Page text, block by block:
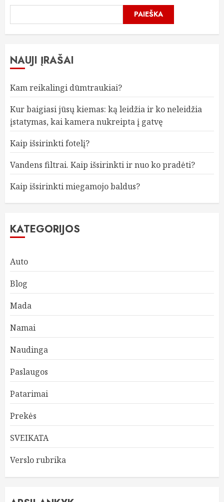
PAIEŠKA
NAUJI ĮRAŠAI
Kam reikalingi dūmtraukiai?
Kur baigiasi jūsų kiemas: ką leidžia ir ko neleidžia
įstatymas, kai kamera nukreipta į gatvę
Kaip išsirinkti fotelį?
Vandens filtrai. Kaip išsirinkti ir nuo ko pradėti?
Kaip išsirinkti miegamojo baldus?
KATEGORIJOS
Auto
Blog
Mada
Namai
Naudinga
Paslaugos
Patarimai
Prekės
SVEIKATA
Verslo rubrika